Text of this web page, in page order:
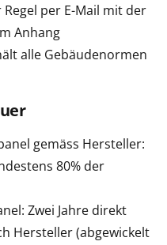
per E-Mail mit der
Anhang
alle Gebäudenormen
gemäss Hersteller:
80% der
Zwei Jahre direkt
Hersteller (abgewickelt